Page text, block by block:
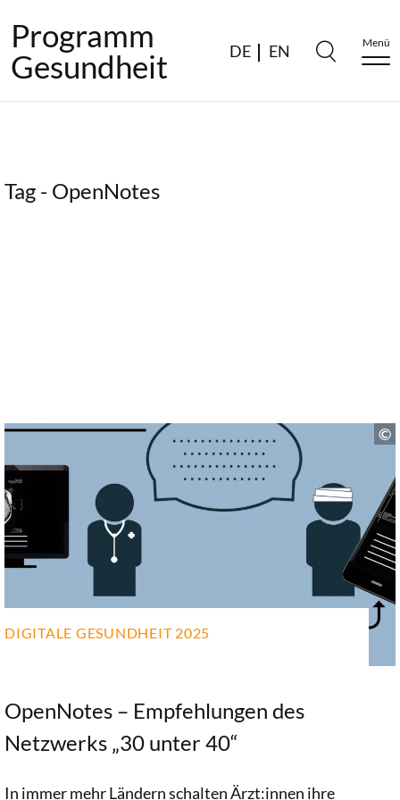
Programm
Gesundheit
DE EN Menü
Tag - OpenNotes
DIGITALE GESUNDHEIT 2025
OpenNotes – Empfehlungen des
Netzwerks „30 unter 40“
In immer mehr Ländern schalten Ärzt:innen ihre